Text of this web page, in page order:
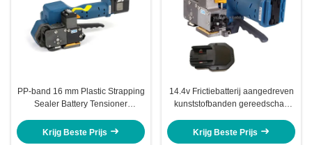
PP-band 16 mm Plastic Strapping
Sealer Battery Tensioner
bandverpakkingsmachine
Krijg Beste Prijs
14.4v Frictiebatterij aangedreven
kunststofbanden gereedschap
gereedschap
Krijg Beste Prijs